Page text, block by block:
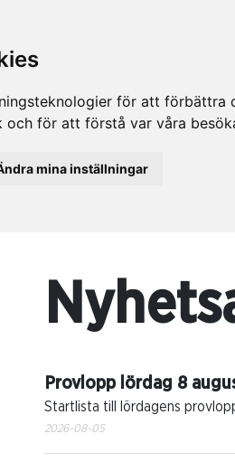
för att
för att förstå var våra
mina inställningar
Provlopp lördag 8
Startlista till lördagens
2026-08-05